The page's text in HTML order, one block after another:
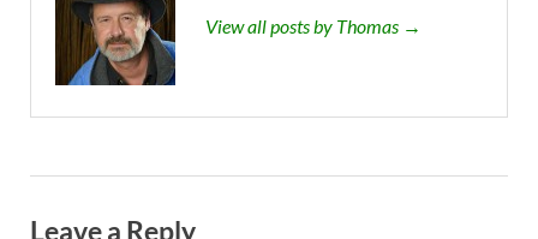
View all posts by Thomas →
Leave a Reply